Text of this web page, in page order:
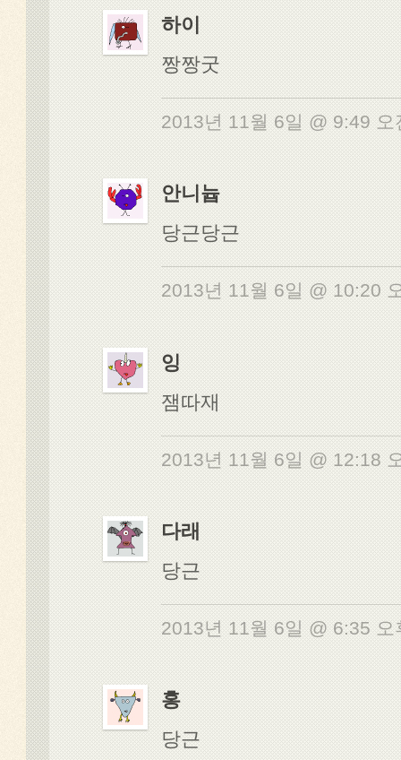
하이
짱짱굿
2013년 11월 6일 @ 9:49
안니늅
당근당근
2013년 11월 6일 @ 10:20
잉
잼따재
2013년 11월 6일 @ 12:18
다래
당근
2013년 11월 6일 @ 6:35
홍
당근